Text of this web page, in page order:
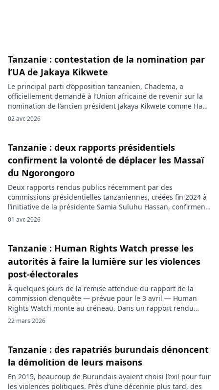
Tanzanie : contestation de la nomination par
l’UA de Jakaya Kikwete
Le principal parti d’opposition tanzanien, Chadema, a
officiellement demandé à l’Union africaine de revenir sur la
nomination de l’ancien président Jakaya Kikwete comme Haut
représentant pour la Corne de l’Afrique et la mer Rouge, une
attendue […]
02 avr. 2026
Tanzanie : deux rapports présidentiels
confirment la volonté de déplacer les Massaï
du Ngorongoro
Deux rapports rendus publics récemment par des
commissions présidentielles tanzaniennes, créées fin 2024 à
l’initiative de la présidente Samia Suluhu Hassan, confirment
l’intention des autorités de déplacer la population massaï
protéger l’écosystème de ce site inscrit au patrimoine
mondial de l’Unesco […]
01 avr. 2026
Tanzanie : Human Rights Watch presse les
autorités à faire la lumière sur les violences
post-électorales
À quelques jours de la remise attendue du rapport de la
commission d’enquête — prévue pour le 3 avril — Human
Rights Watch monte au créneau. Dans un rapport rendu
public le 19 mars, l’ONG accuse des éléments des forces de
22 mars 2026
Tanzanie : des rapatriés burundais dénoncent
la démolition de leurs maisons
En 2015, beaucoup de Burundais avaient choisi l’exil pour fuir
les violences politiques. Près d’une décennie plus tard, des